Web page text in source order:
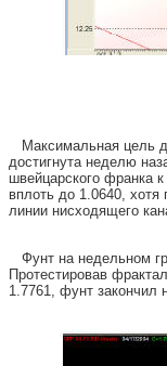
Максимальная цель
достигнута неделю
швейцарского франка
вплоть до 1.0640,
линии нисходящего
Фунт на недельном
Протестировав
1.7761, фунт закончил